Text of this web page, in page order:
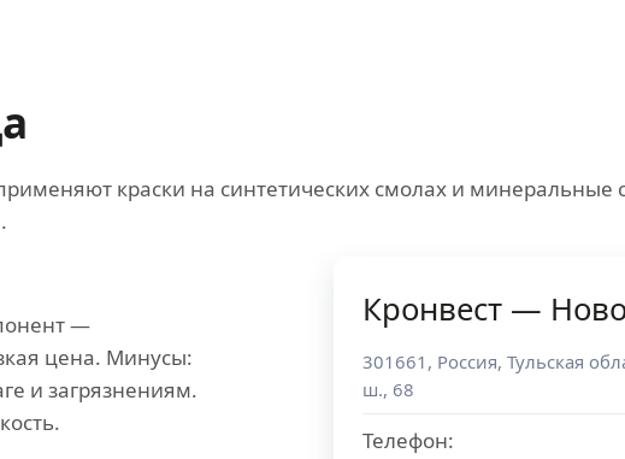
краски на синтетических смолах и минеральные
—
цена. Минусы:
и загрязнениям.
Кронвест —
301661 , Россия, Тульская
ш., 68
Телефон: